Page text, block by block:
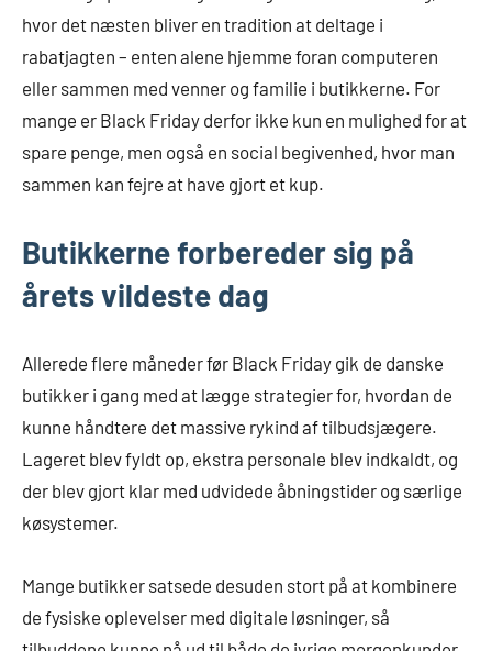
hvor det næsten bliver en tradition at deltage i
rabatjagten – enten alene hjemme foran computeren
eller sammen med venner og familie i butikkerne. For
mange er Black Friday derfor ikke kun en mulighed for at
spare penge, men også en social begivenhed, hvor man
sammen kan fejre at have gjort et kup.
Butikkerne forbereder sig på
årets vildeste dag
Allerede flere måneder før Black Friday gik de danske
butikker i gang med at lægge strategier for, hvordan de
kunne håndtere det massive rykind af tilbudsjægere.
Lageret blev fyldt op, ekstra personale blev indkaldt, og
der blev gjort klar med udvidede åbningstider og særlige
køsystemer.
Mange butikker satsede desuden stort på at kombinere
de fysiske oplevelser med digitale løsninger, så